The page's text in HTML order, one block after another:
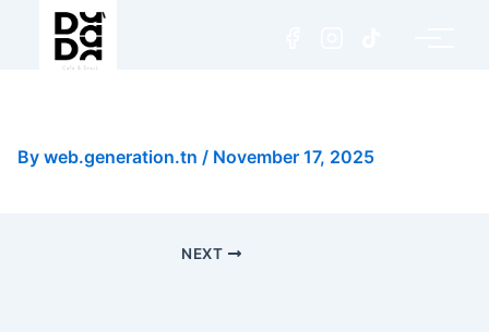
By web.generation.tn / November 17, 2025
NEXT